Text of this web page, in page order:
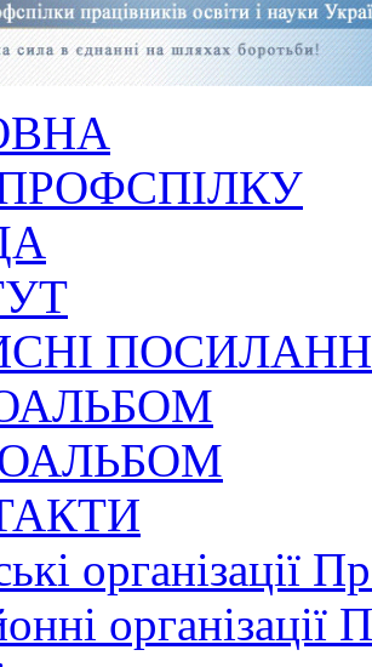
організації
організації